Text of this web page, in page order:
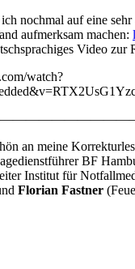
nochmal auf eine sehr
aufmerksam machen:
Video zur
watch?
an meine
BF
Institut für
Florian Fastner